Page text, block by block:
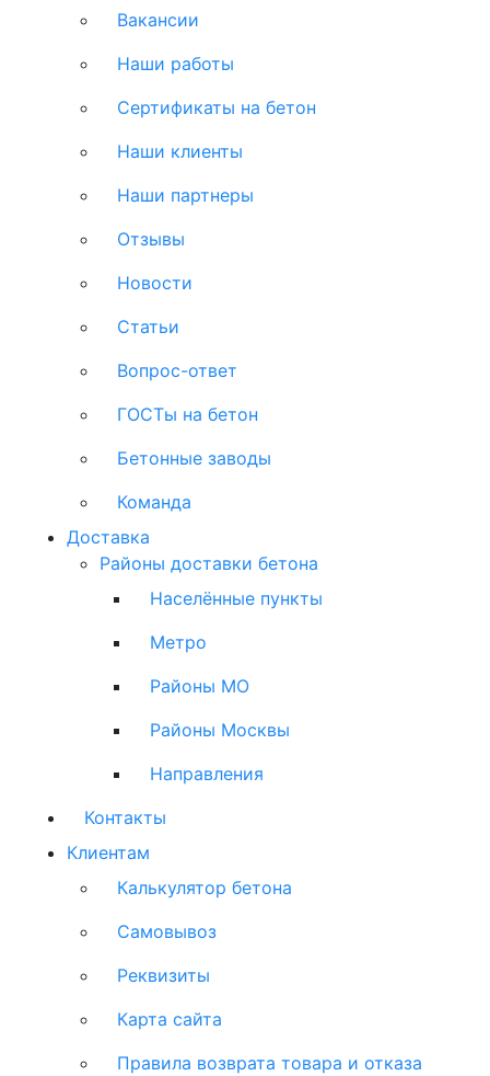
Вакансии
Наши работы
Сертификаты на бетон
Наши клиенты
Наши партнеры
Отзывы
Новости
Статьи
Вопрос-ответ
ГОСТы на бетон
Бетонные заводы
Команда
Доставка
Районы доставки бетона
Населённые пункты
Метро
Районы МО
Районы Москвы
Направления
Контакты
Клиентам
Калькулятор бетона
Самовывоз
Реквизиты
Карта сайта
Правила возврата товара и отказа